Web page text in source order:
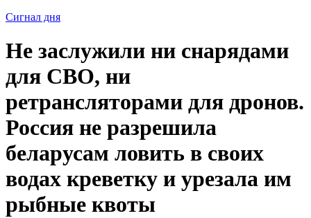
Сигнал дня
Не заслужили ни снарядами
для СВО, ни
ретрансляторами для дронов.
Россия не разрешила
беларусам ловить в своих
водах креветку и урезала им
рыбные квоты